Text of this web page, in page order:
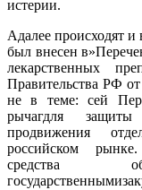
истерии.
Адалее происходят
был внесен
лекарственных
Правительства РФ
не в теме: сей
рычагдля защиты
продвижения
российском
средства